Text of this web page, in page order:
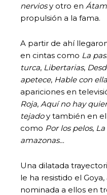
nerviosy otro en
propulsión a la fama.
A partir de ahí
en cintas como La
turca, Libertarias,
apetece, Hable con ella
apariciones en
Roja, Aquí no hay
tejadoy también en
como Por los pelos,
amazonas…
Una dilatada
le ha resistido el
nominada a ellos en